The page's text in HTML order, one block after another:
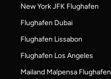
New York JFK Flughafen
Flughafen Dubai
Flughafen Lissabon
Flughafen Los Angeles
Mailand Malpensa Flughafen